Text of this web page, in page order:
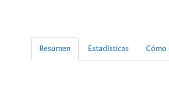
Resumen Estadísticas Cómo